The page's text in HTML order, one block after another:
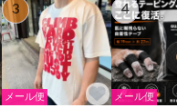
3
メール便
4
メール便